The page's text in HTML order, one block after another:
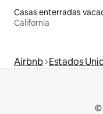
California
Airbnb Estados
©